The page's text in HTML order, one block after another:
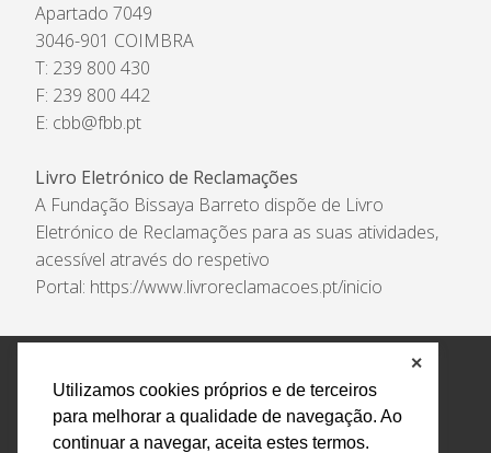
Utilizamos cookies próprios e de terceiros
para melhorar a qualidade de navegação. Ao
continuar a navegar, aceita estes termos.
✕
Apartado 7049
3046-901 COIMBRA
T: 239 800 430
F: 239 800 442
E: cbb@fbb.pt
Livro Eletrónico de Reclamações
A Fundação Bissaya Barreto dispõe de Livro
Eletrónico de Reclamações para as suas atividades,
acessível através do respetivo
Portal: https://www.livroreclamacoes.pt/inicio
Política de Privacidade e Tratamento de Dados
Encarregado de Proteção de Dados
Livro Eletrónico
de Reclamações
Canal de Denúncias